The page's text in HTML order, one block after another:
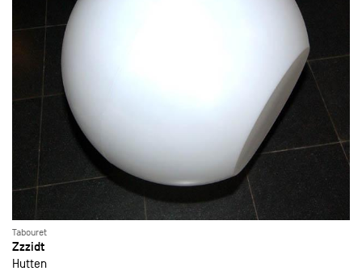
Tabouret
Zzzidt
Hutten